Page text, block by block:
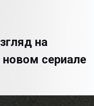
на
сериале